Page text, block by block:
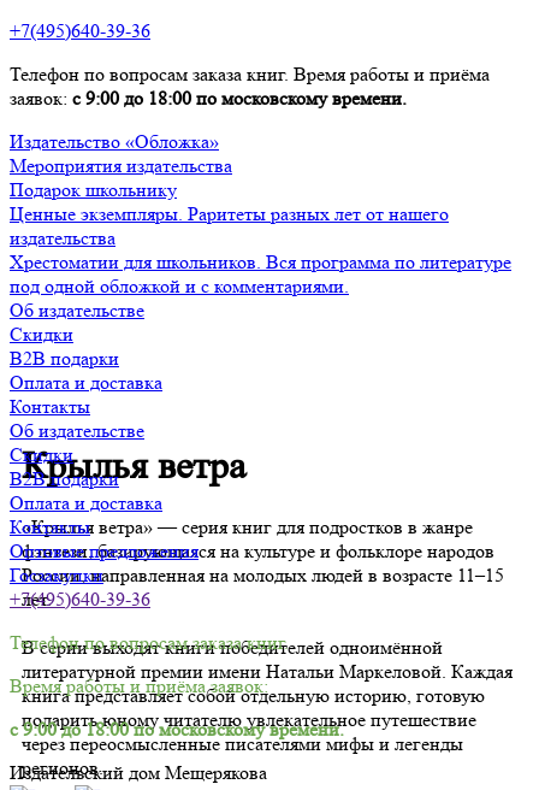
+7(495)640-39-36
Телефон по вопросам заказа книг. Время работы и приёма
заявок: с 9:00 до 18:00 по московскому времени.
Издательство «Обложка»
Мероприятия издательства
Подарок школьнику
Ценные экземпляры. Раритеты разных лет от нашего
издательства
Хрестоматии для школьников. Вся программа по литературе
под одной обложкой и с комментариями.
Об издательстве
Скидки
B2B подарки
Оплата и доставка
Контакты
Об издательстве
Скидки
B2B подарки
Оплата и доставка
Контакты
Оптовые предложения
Госзакупки
+7(495)640-39-36
Телефон по вопросам заказа книг.
Время работы и приёма заявок:
с 9:00 до 18:00 по московскому времени.
Издательский дом Мещерякова
Крылья ветра
«Крылья ветра» — серия книг для подростков в жанре
фэнтези, базирующаяся на культуре и фольклоре народов
России, направленная на молодых людей в возрасте 11–15
лет.
В серии выходят книги победителей одноимённой
литературной премии имени Натальи Маркеловой. Каждая
книга представляет собой отдельную историю, готовую
подарить юному читателю увлекательное путешествие
через переосмысленные писателями мифы и легенды
регионов.